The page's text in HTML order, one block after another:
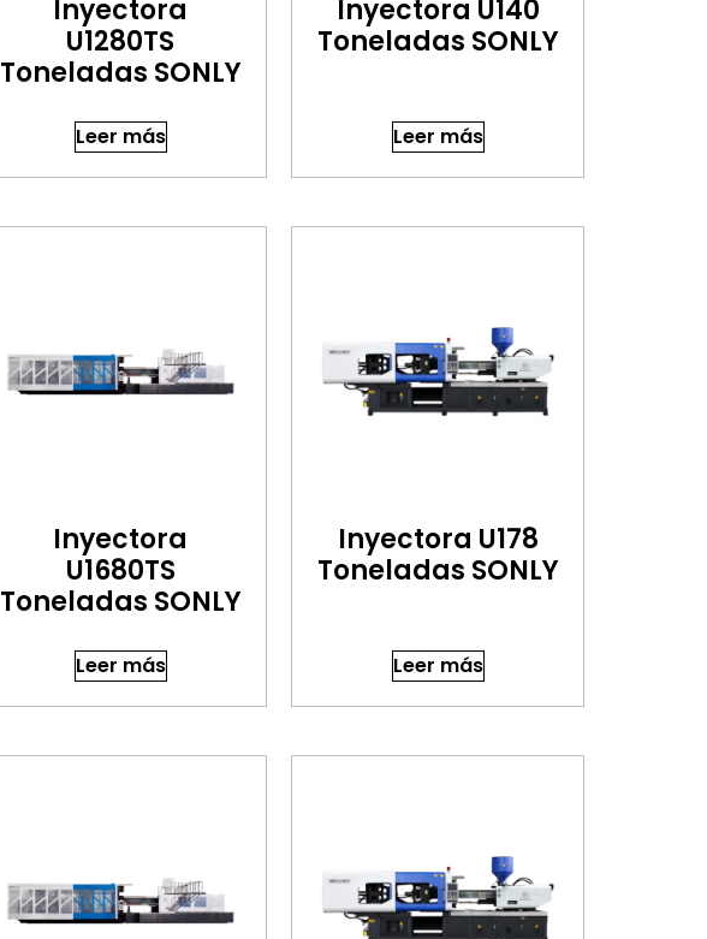
Inyectora
U1280TS
Toneladas SONLY
Leer más
Inyectora U140
Toneladas SONLY
Leer más
Inyectora
U1680TS
Toneladas SONLY
Leer más
Inyectora U178
Toneladas SONLY
Leer más